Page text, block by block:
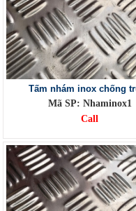
Tấm nhám inox chống
Mã SP: Nhaminox1
Call